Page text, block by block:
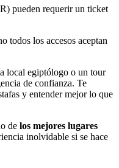
pueden requerir un ticket
todos los accesos aceptan
local egiptólogo o un tour
de confianza. Te
y entender mejor lo que
de los mejores lugares
inolvidable si se hace